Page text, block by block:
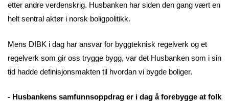
etter andre verdenskrig. Husbanken har siden den gang vært en
helt sentral aktør i norsk boligpolitikk.
Mens DIBK i dag har ansvar for byggteknisk regelverk og et
regelverk som gir oss trygge bygg, var det Husbanken som i sin
tid hadde definisjonsmakten til hvordan vi bygde boliger.
- Husbankens samfunnsoppdrag er i dag å forebygge at folk